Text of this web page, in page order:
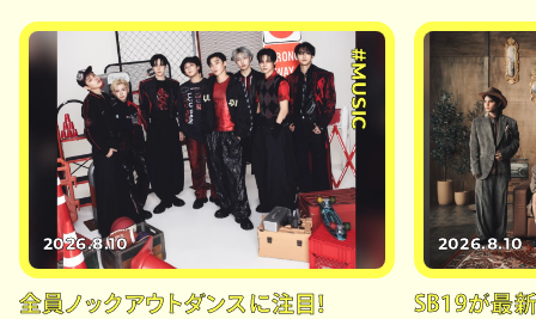
#MUSIC
2026.8.10
全員ノックアウトダンスに注目！
2026.8.10
SB19が最